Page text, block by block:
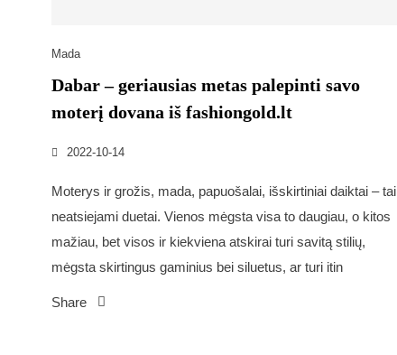
Mada
Dabar – geriausias metas palepinti savo
moterį dovana iš fashiongold.lt
2022-10-14
Moterys ir grožis, mada, papuošalai, išskirtiniai daiktai – tai
neatsiejami duetai. Vienos mėgsta visa to daugiau, o kitos
mažiau, bet visos ir kiekviena atskirai turi savitą stilių,
mėgsta skirtingus gaminius bei siluetus, ar turi itin
Share